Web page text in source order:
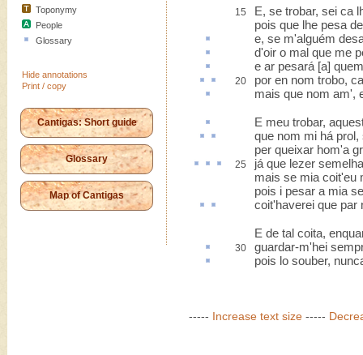
Toponymy
People
Glossary
Hide annotations
Print / copy
Cantigas: Short guide
Glossary
Map of Cantigas
15
E, se trobar, sei ca
pois que lhe pesa
e, se m'alguém
d'oir o mal que me
e ar pesará [a]
20 por en nom trobo,
mais que nom am',
E meu trobar,
que nom mi há prol,
per queixar hom'a
25 já que lezer semelha
mais se mia coit'eu
pois i pesar a mia
coit'haverei que par
E de tal coita,
30
guardar-m'hei
pois lo souber,
----- Increase text size -----